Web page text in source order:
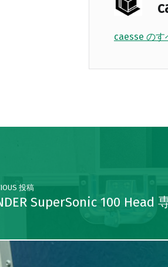
caesse の
Skip back to main navigation
投稿
SuperSonic 100 Head